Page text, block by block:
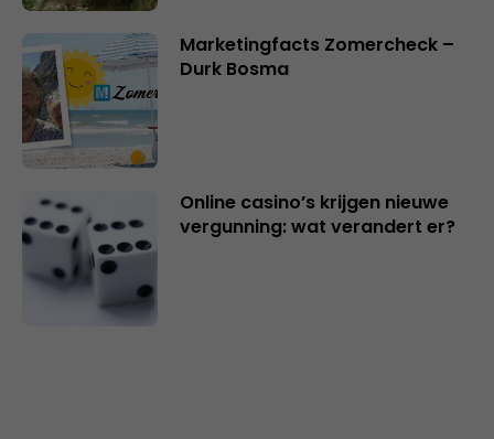
Marketingfacts Zomercheck –
Durk Bosma
Online casino’s krijgen nieuwe
vergunning: wat verandert er?